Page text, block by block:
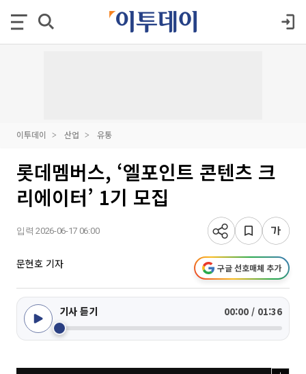
이투데이 산업 유통
롯데멤버스, ‘엘포인트 콘텐츠 크
리에이터’ 1기 모집
입력 2026-06-17 06:00
문현호 기자 구글 선호매체 추가
기사 듣기 00:00 / 01:36